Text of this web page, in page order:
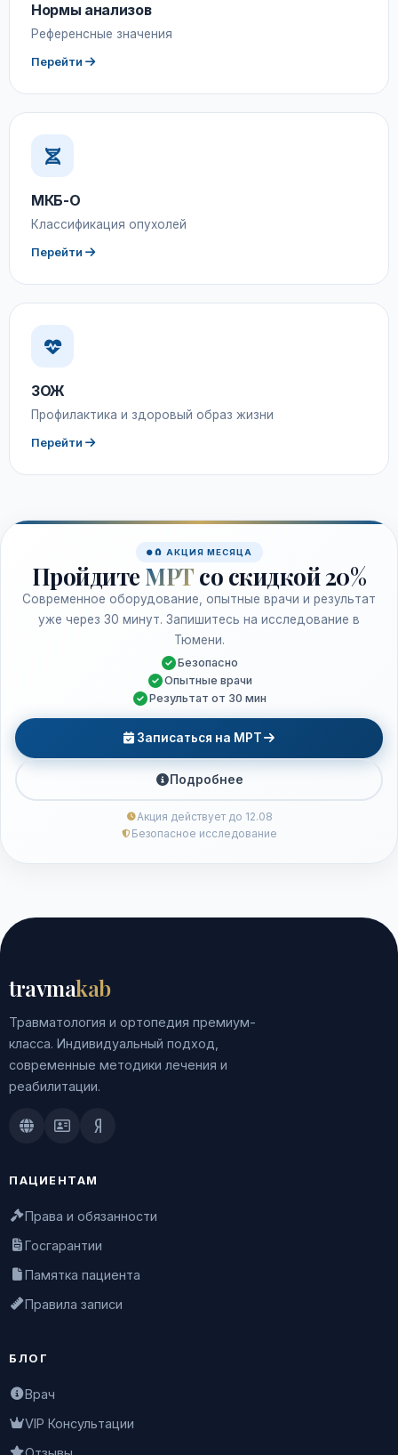
Нормы анализов
Референсные значения
Перейти
МКБ-О
Классификация опухолей
Перейти
ЗОЖ
Профилактика и здоровый образ жизни
Перейти
🧲 АКЦИЯ МЕСЯЦА
Пройдите МРТ со скидкой 20%
Современное оборудование, опытные врачи и результат
уже через 30 минут. Запишитесь на исследование в
Тюмени.
Безопасно
Опытные врачи
Результат от 30 мин
Записаться на МРТ
Подробнее
Акция действует до 12.08
Безопасное исследование
travmakab
Травматология и ортопедия премиум-
класса. Индивидуальный подход,
современные методики лечения и
реабилитации.
Doctu.ruПроДокторов
Яндекс.Здоровье
ПАЦИЕНТАМ
Права и обязанности
Госгарантии
Памятка пациента
Правила записи
БЛОГ
Врач
VIP Консультации